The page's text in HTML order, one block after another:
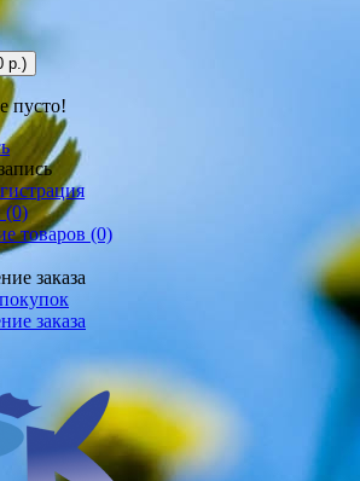
р.)
пусто!
(0)
товаров (0)
заказа
заказа